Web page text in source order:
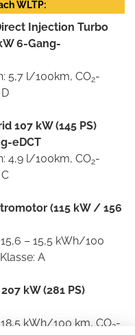
WLTP:
Injection Turbo
6-Gang-
5,7 l/100km, CO2-
107 kW (145 PS)
eDCT
4,9 l/100km, CO2-
(115 kW / 156
– 15,5 kWh/100
A
kW (281 PS)
kWh/100 km, CO2-